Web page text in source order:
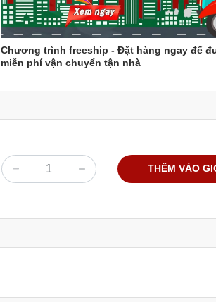
Chương trình freeship - Đặt hàng ngay để
miễn phí vận chuyển tận nhà
THÊM VÀO